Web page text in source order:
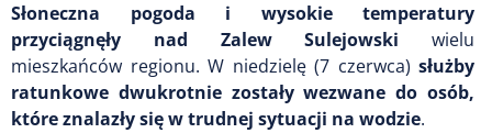
Słoneczna pogoda i wysokie temperatury
przyciągnęły nad Zalew Sulejowski wielu
mieszkańców regionu. W niedzielę (7 czerwca) służby
ratunkowe dwukrotnie zostały wezwane do osób,
które znalazły się w trudnej sytuacji na wodzie.